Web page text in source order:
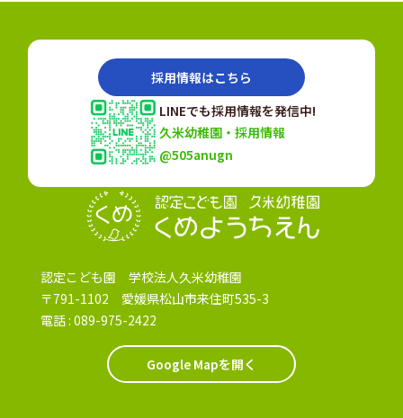
認定こども園 学校法人久米幼稚園
〒791-1102 愛媛県松山市来住町535-3
電話 : 089-975-2422
Google Mapを開く
採用情報はこちら
LINEでも採用情報を発信中!
久米幼稚園・採用情報
@505anugn